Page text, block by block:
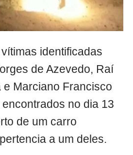
identificadas
de Azevedo, Raí
e Marciano Francisco
no dia 13
de um carro
a um deles.